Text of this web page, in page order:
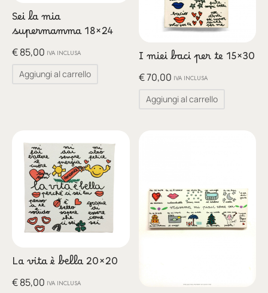
Sei la mia
supermamma 18×24
€85,00 IVA INCLUSA
Aggiungi al carrello
I miei baci per te 15×30
€70,00 IVA INCLUSA
Aggiungi al carrello
La vita è bella 20×20
€85,00 IVA INCLUSA